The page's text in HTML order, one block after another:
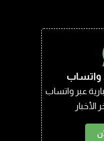
واتساب
عبر واتساب